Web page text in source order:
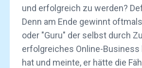
und erfolgreich zu werden?
Denn am Ende gewinnt
oder "Guru" der selbst durch
erfolgreiches Online-
hat und meinte, er hätte die